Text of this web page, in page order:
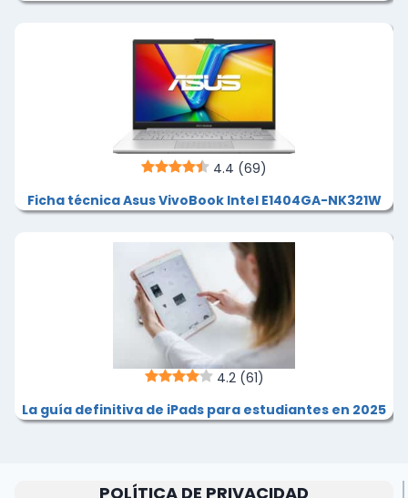
4.4 (69)
Ficha técnica Asus VivoBook Intel E1404GA-NK321W
4.2 (61)
La guía definitiva de iPads para estudiantes en 2025
POLÍTICA DE PRIVACIDAD